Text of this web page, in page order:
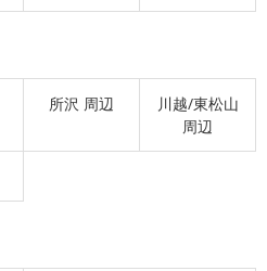
所沢 周辺
川越/東松山
周辺